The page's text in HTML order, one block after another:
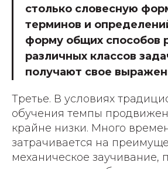
столько словесную
терминов и
форму общих способов
различных классов
получают свое
Третье. В условиях
обучения темпы
крайне низки. Много
затрачивается на
механическое заучивание,